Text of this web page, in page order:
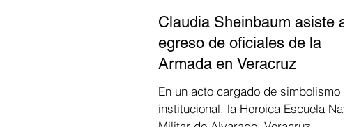
Claudia Sheinbaum asiste a
egreso de oficiales de la
Armada en Veracruz
En un acto cargado de simbolismo
institucional, la Heroica Escuela Naval